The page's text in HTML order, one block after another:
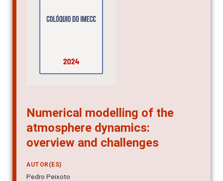
Numerical modelling of the
atmosphere dynamics:
overview and challenges
AUTOR(ES)
Pedro Peixoto